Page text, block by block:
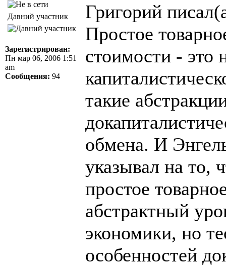
Давний участник
Зарегистрирован:
Пн мар 06, 2006 1:51
am
Сообщения: 94
Григорий
Простое
стоимости - это
такие
обмена. И
указывал на то,
простое
абстрактный
экономики, но
особенностей